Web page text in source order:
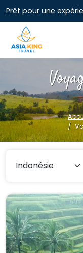
Prêt pour une